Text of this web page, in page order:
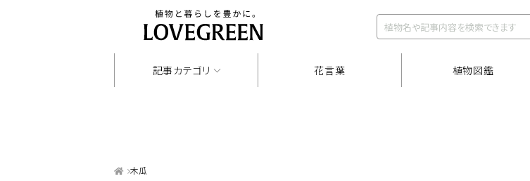
記事カテゴリ 花言葉 植物図鑑
木瓜